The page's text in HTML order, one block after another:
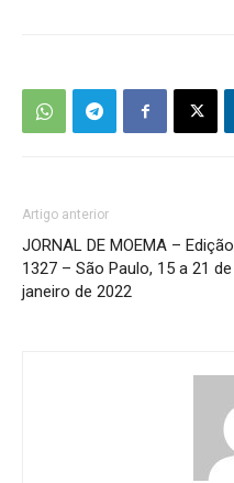
Artigo anterior
JORNAL DE MOEMA – Edição
1327 – São Paulo, 15 a 21 de
janeiro de 2022